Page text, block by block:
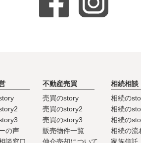
の声
不動産売買
売買のstory
売買のstory2
売買のstory3
販売物件一覧
相続相談
相続の
相続の
相続の
相続の流